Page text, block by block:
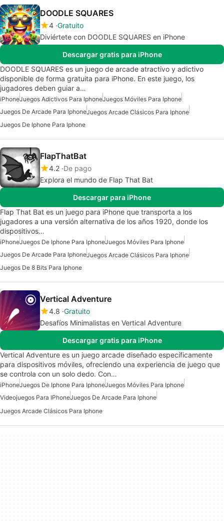
DOODLE SQUARES
4 Gratuito
Diviértete con DOODLE SQUARES en iPhone
Descargar gratis para iPhone
DOODLE SQUARES es un juego de arcade atractivo y adictivo
disponible de forma gratuita para iPhone. En este juego, los
jugadores deben guiar a…
iPhoneJuegos Adictivos Para IphoneJuegos Móviles Para Iphone
Juegos De Arcade Para IphoneJuegos Arcade Clásicos Para Iphone
Juegos De Iphone Para Iphone
FlapThatBat
4.2 De pago
Explora el mundo de Flap That Bat
Descargar para iPhone
Flap That Bat es un juego para iPhone que transporta a los
jugadores a una versión alternativa de los años 1920, donde los
dispositivos…
iPhoneJuegos De Iphone Para IphoneJuegos Móviles Para Iphone
Juegos De Arcade Para IphoneJuegos Arcade Clásicos Para Iphone
Juegos De 8 Bits Para Iphone
Vertical Adventure
4.8 Gratuito
Desafíos Minimalistas en Vertical Adventure
Descargar gratis para iPhone
Vertical Adventure es un juego arcade diseñado específicamente
para dispositivos móviles, ofreciendo una experiencia de juego que
se controla con un solo dedo. Con…
iPhoneJuegos De Iphone Para IphoneJuegos Móviles Para Iphone
Videojuegos Para IPhoneJuegos De Arcade Para Iphone
Juegos Arcade Clásicos Para Iphone